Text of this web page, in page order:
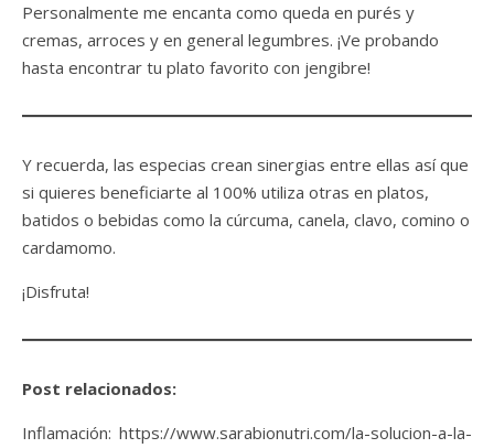
Personalmente me encanta como queda en purés y
cremas, arroces y en general legumbres. ¡Ve probando
hasta encontrar tu plato favorito con jengibre!
Y recuerda, las especias crean sinergias entre ellas así que
si quieres beneficiarte al 100% utiliza otras en platos,
batidos o bebidas como la cúrcuma, canela, clavo, comino o
cardamomo.
¡Disfruta!
Post relacionados:
Inflamación: https://www.sarabionutri.com/la-solucion-a-la-